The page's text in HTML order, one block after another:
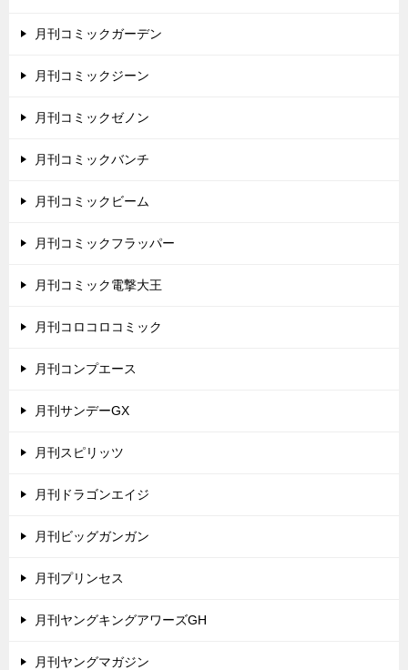
月刊コミックガーデン
月刊コミックジーン
月刊コミックゼノン
月刊コミックバンチ
月刊コミックビーム
月刊コミックフラッパー
月刊コミック電撃大王
月刊コロコロコミック
月刊コンプエース
月刊サンデーGX
月刊スピリッツ
月刊ドラゴンエイジ
月刊ビッグガンガン
月刊プリンセス
月刊ヤングキングアワーズGH
月刊ヤングマガジン